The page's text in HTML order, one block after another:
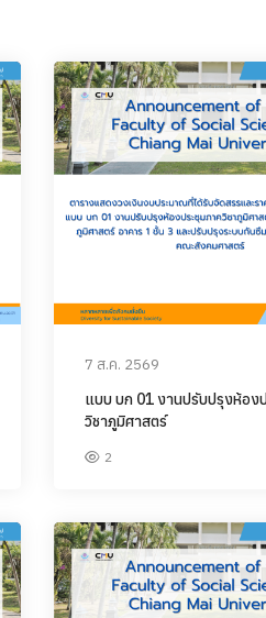
7 ส.ค. 2569
แบบ บก 01 งานปรับปรุงห้อง
วิชาภูมิศาสตร์
2